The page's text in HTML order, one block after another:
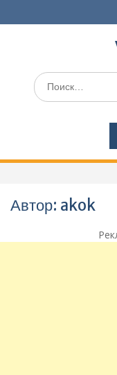
к
Поиск
по:
Автор: akok